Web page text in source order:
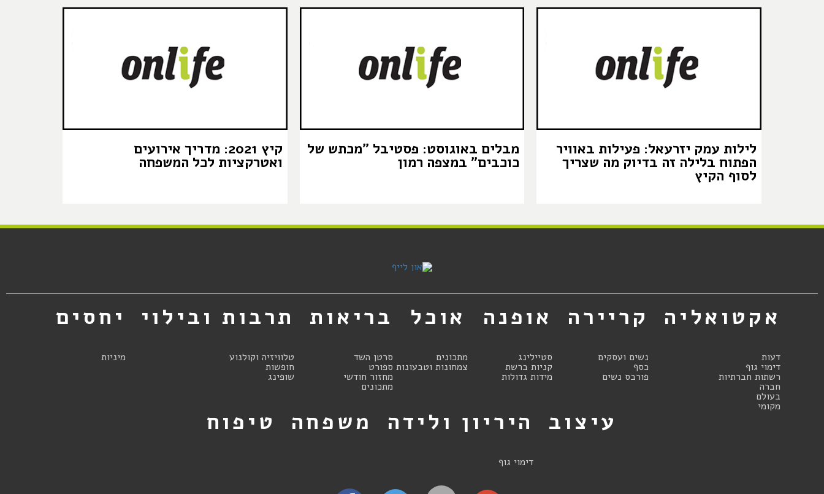
לילות עמק יזרעאל: פעילות באוויר
הפתוח בלילה זה בדיוק מה שצריך
לסוף הקיץ
מבלים באוגוסט: פסטיבל "מכתש של
כוכבים" במצפה רמון
קיץ 2021: מדריך אירועים
ואטרקציות לכל המשפחה
אקטואליה
דעות
דימוי גוף
רשתות חברתיות
חברה
בעולם
מקומי
קריירה
נשים ועסקים
כסף
פורבס נשים
אופנה
סטיילינג
קניות ברשת
מידות גדולות
אוכל
מתכונים
צמחונות וטבעונות
בריאות
סרטן השד
ספורט
מחזור חודשי
מתכונים
תרבות ובילוי
טלוויזיה וקולנוע
חופשות
שופינג
יחסים
מיניות
עיצוב היריון ולידה
דימוי גוף
משפחה טיפוח